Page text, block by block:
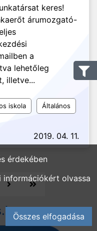
keres!
árumozgató-
a
lehetőleg
illetve...
iskola Általános
2019. 04. 11.
érdekében
információkért olvassa
Összes elfogadása